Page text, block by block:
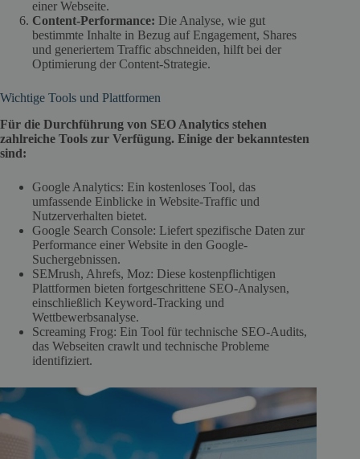
einer Webseite.
Content-Performance: Die Analyse, wie gut
bestimmte Inhalte in Bezug auf Engagement, Shares
und generiertem Traffic abschneiden, hilft bei der
Optimierung der Content-Strategie.
Wichtige Tools und Plattformen
Für die Durchführung von SEO Analytics stehen
zahlreiche Tools zur Verfügung. Einige der bekanntesten
sind:
Google Analytics: Ein kostenloses Tool, das
umfassende Einblicke in Website-Traffic und
Nutzerverhalten bietet.
Google Search Console: Liefert spezifische Daten zur
Performance einer Website in den Google-
Suchergebnissen.
SEMrush, Ahrefs, Moz: Diese kostenpflichtigen
Plattformen bieten fortgeschrittene SEO-Analysen,
einschließlich Keyword-Tracking und
Wettbewerbsanalyse.
Screaming Frog: Ein Tool für technische SEO-Audits,
das Webseiten crawlt und technische Probleme
identifiziert.